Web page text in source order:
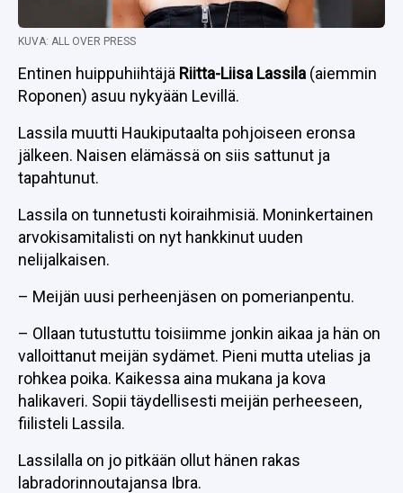
KUVA: ALL OVER PRESS
Entinen huippuhiihtäjä Riitta-Liisa Lassila (aiemmin
Roponen) asuu nykyään Levillä.
Lassila muutti Haukiputaalta pohjoiseen eronsa
jälkeen. Naisen elämässä on siis sattunut ja
tapahtunut.
Lassila on tunnetusti koiraihmisiä. Moninkertainen
arvokisamitalisti on nyt hankkinut uuden
nelijalkaisen.
– Meijän uusi perheenjäsen on pomerianpentu.
– Ollaan tutustuttu toisiimme jonkin aikaa ja hän on
valloittanut meijän sydämet. Pieni mutta utelias ja
rohkea poika. Kaikessa aina mukana ja kova
halikaveri. Sopii täydellisesti meijän perheeseen,
fiilisteli Lassila.
Lassilalla on jo pitkään ollut hänen rakas
labradorinnoutajansa Ibra.